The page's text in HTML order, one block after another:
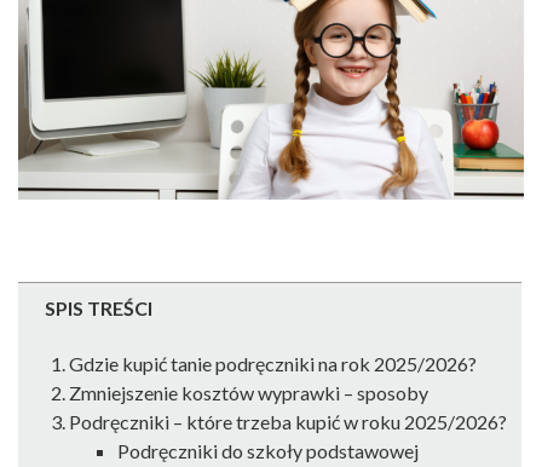
SPIS TREŚCI
Gdzie kupić tanie podręczniki na rok 2025/2026?
Zmniejszenie kosztów wyprawki – sposoby
Podręczniki – które trzeba kupić w roku 2025/2026?
Podręczniki do szkoły podstawowej